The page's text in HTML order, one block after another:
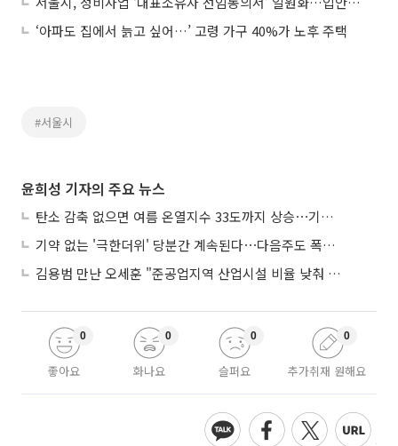
‘아파도 집에서 늙고 싶어…’ 고령 가구 40%가 노후 주택
#서울시
윤희성 기자의 주요 뉴스
탄소 감축 없으면 여름 온열지수 33도까지 상승⋯기상청, 2100년 미래전망
기약 없는 '극한더위' 당분간 계속된다⋯다음주도 폭염·열대야 지속
김용범 만난 오세훈 "준공업지역 산업시설 비율 낮춰 공급 늘려야"
좋아요
0
화나요
0
슬퍼요
0
추가취재 원해요
0